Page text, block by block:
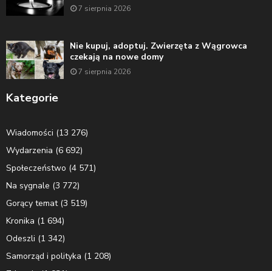
7 sierpnia 2026
Nie kupuj, adoptuj. Zwierzęta z Wągrowca
czekają na nowe domy
7 sierpnia 2026
Kategorie
Wiadomości (13 276)
Wydarzenia (6 692)
Społeczeństwo (4 571)
Na sygnale (3 772)
Gorący temat(3 519)
Kronika (1 694)
Odeszli (1 342)
Samorząd i polityka (1 208)